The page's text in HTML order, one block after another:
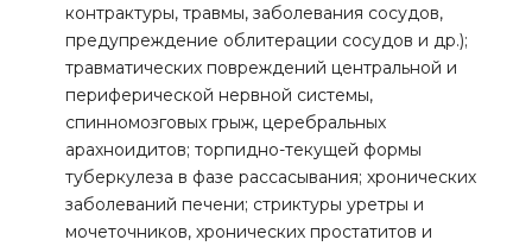
контрактуры, травмы, заболевания сосудов,
предупреждение облитерации сосудов и др.);
травматических повреждений центральной и
периферической нервной системы,
спинномозговых грыж, церебральных
арахноидитов; торпидно-текущей формы
туберкулеза в фазе рассасывания; хронических
заболеваний печени; стриктуры уретры и
мочеточников, хронических простатитов и